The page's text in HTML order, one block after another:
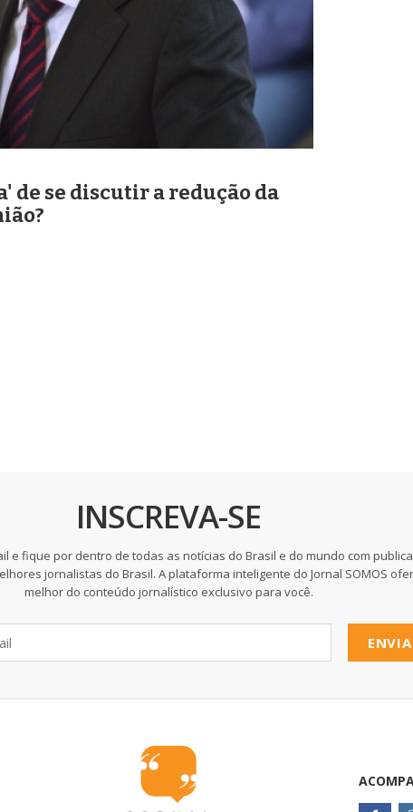
de se discutir a redução da
INSCREVA-SE
e fique por dentro de todas as notícias do Brasil e do mundo com
jornalistas do Brasil. A plataforma inteligente do Jornal SOMOS
melhor do conteúdo jornalístico exclusivo para você.